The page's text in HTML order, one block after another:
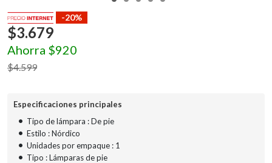
-20%
$3.679
Ahorra $920
$4.599
Especificaciones principales
• Tipo de lámpara : De pie
• Estilo : Nórdico
• Unidades por empaque : 1
• Tipo : Lámparas de pie